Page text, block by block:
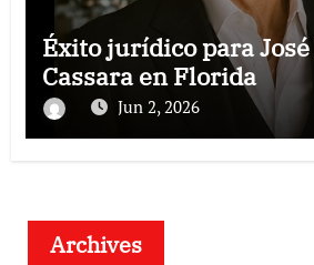
Éxito jurídico para
Cassara en Florida
Jun 2, 2026
Archives